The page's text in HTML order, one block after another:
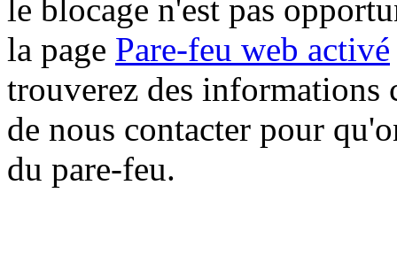
le blocage n'est pas
la page Pare-feu web activé
trouverez des informations
de nous contacter pour
du pare-feu.